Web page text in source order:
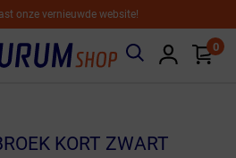
onze vernieuwde website!
0
KORT ZWART